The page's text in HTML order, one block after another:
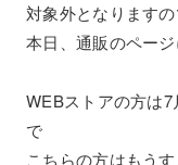
対象外となりますの
本日、通販のペー
WEBストアの方は
で
こちらの方はもう